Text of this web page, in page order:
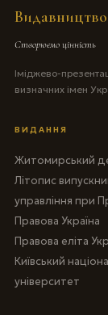
Створюємо цінність
Іміджево-
визначних імен
ВИДАННЯ
Житомирський
Літопис
управління при
Правова Україна
Правова еліта
Київський
університет